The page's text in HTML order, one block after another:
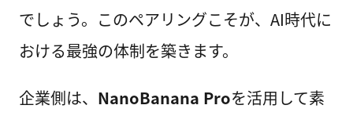
でしょう。このペアリングこそが、AI時代に
おける最強の体制を築きます。
企業側は、 NanoBanana Proを活用して素